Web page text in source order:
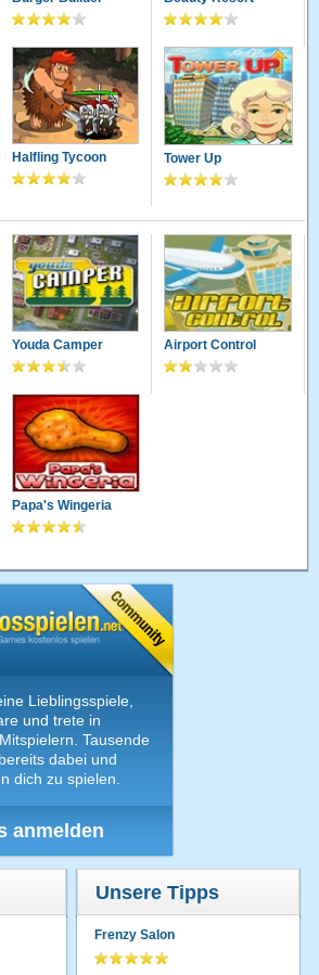
Halfling Tycoon Tower Up
Youda Camper Airport Control
Papa's Wingeria
Lieblingsspiele,
und trete in
Tausende
dabei und
dich zu spielen.
anmelden
Unsere Tipps
Frenzy Salon